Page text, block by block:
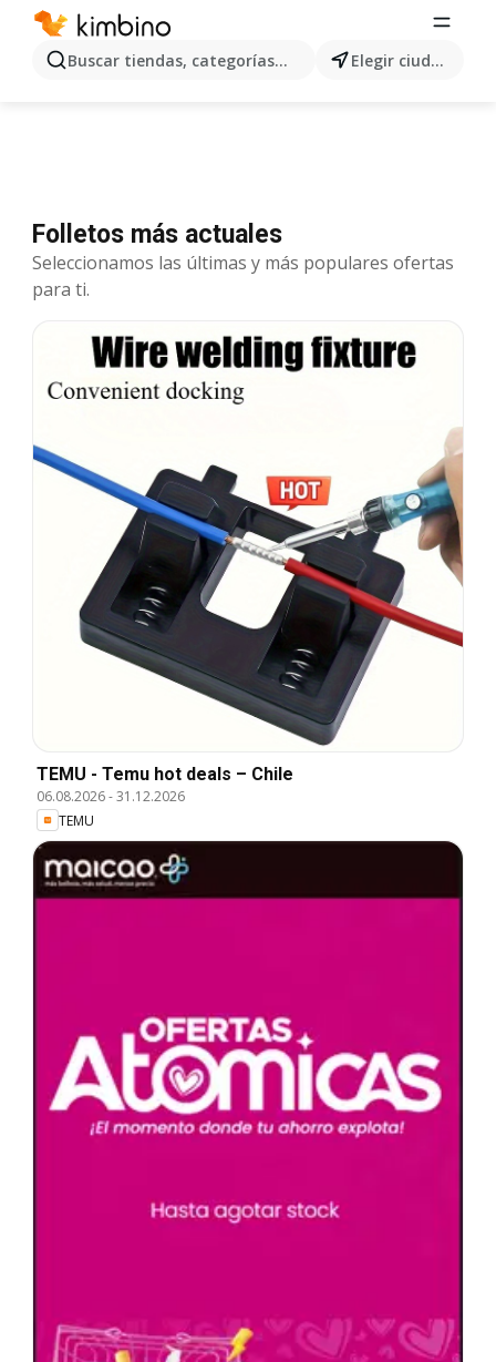
Buscar tiendas, categorías, productos... Elegir ciudad
Folletos más actuales
Seleccionamos las últimas y más populares ofertas
para ti.
TEMU - Temu hot deals – Chile
06.08.2026-31.12.2026
TEMU